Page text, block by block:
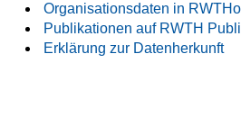
Organisationsdaten in
Publikationen auf RWTH
Erklärung zur Datenherkunft